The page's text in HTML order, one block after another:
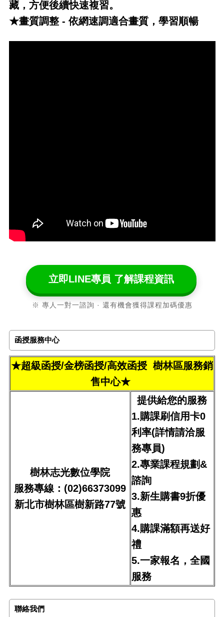
藏，方便後續快速複習。
★畫質調整 - 依網速調適合畫質，學習順暢
立即LINE專員 了解課程資訊
※ 專人一對一諮詢 · 還有機會獲得課程加碼優惠
函授服務中心
★超級函授/金榜函授/高效函授 樹林區服務銷
售中心★
樹林志光數位學院
服務專線：(02)66373099
新北市樹林區樹新路77號
提供給您的服務
1.購課刷信用卡0
利率(詳情請洽服
務專員)
2.專業課程規劃&
諮詢
3.新生購書9折優
惠
4.購課滿額再送好
禮
5.一家報名，全國
服務
聯絡我們